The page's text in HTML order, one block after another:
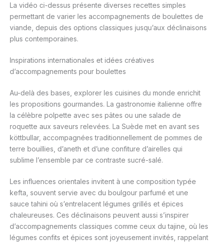
La vidéo ci-dessus présente diverses recettes simples
permettant de varier les accompagnements de boulettes de
viande, depuis des options classiques jusqu’aux déclinaisons
plus contemporaines.
Inspirations internationales et idées créatives
d’accompagnements pour boulettes
Au-delà des bases, explorer les cuisines du monde enrichit
les propositions gourmandes. La gastronomie italienne offre
la célèbre polpette avec ses pâtes ou une salade de
roquette aux saveurs relevées. La Suède met en avant ses
köttbullar, accompagnées traditionnellement de pommes de
terre bouillies, d’aneth et d’une confiture d’airelles qui
sublime l’ensemble par ce contraste sucré-salé.
Les influences orientales invitent à une composition typée
kefta, souvent servie avec du boulgour parfumé et une
sauce tahini où s’entrelacent légumes grillés et épices
chaleureuses. Ces déclinaisons peuvent aussi s’inspirer
d’accompagnements classiques comme ceux du tajine, où les
légumes confits et épices sont joyeusement invités, rappelant